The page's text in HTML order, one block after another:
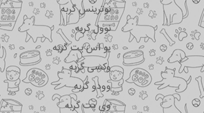
نوترینس گربه
نوول گربه
یو اس پت گربه
وکسی گربه
وودو گربه
وی پت گربه